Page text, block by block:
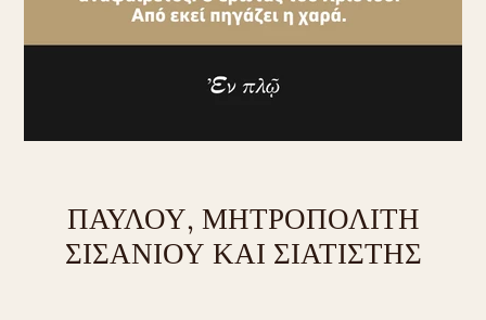
ΠΑΥΛΟΥ, ΜΗΤΡΟΠΟΛΙΤΗ
ΣΙΣΑΝΙΟΥ ΚΑΙ ΣΙΑΤΙΣΤΗΣ